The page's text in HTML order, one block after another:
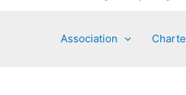
Association Charte